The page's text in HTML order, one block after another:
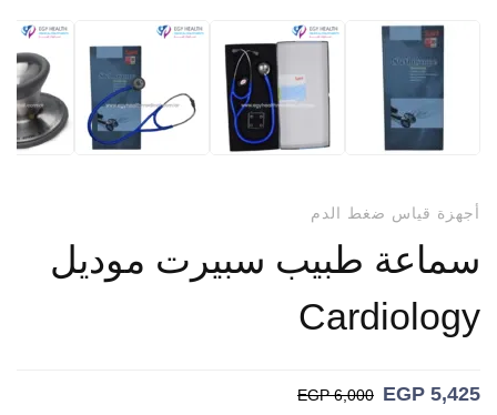
أجهزة قياس ضغط الدم
سماعة طبيب سبيرت موديل
Cardiology
EGP 5,425
EGP6,000